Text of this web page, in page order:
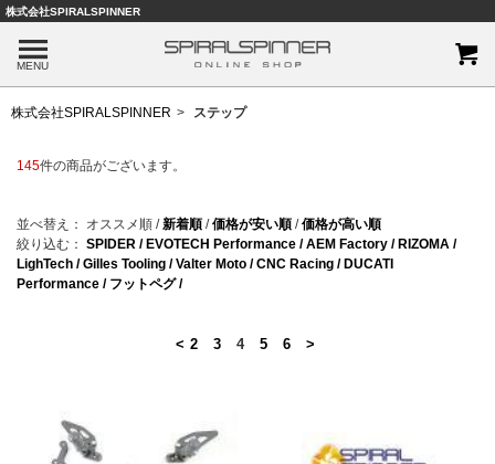
株式会社SPIRALSPINNER
MENU
株式会社SPIRALSPINNER ステップ
145件の商品がございます。
並べ替え： オススメ順 /新着順 /価格が安い順 /価格が高い順
絞り込む： SPIDER / EVOTECH Performance / AEM Factory / RIZOMA /
LighTech / Gilles Tooling / Valter Moto / CNC Racing / DUCATI
Performance / フットペグ /
< 2 3 4 5 6 >